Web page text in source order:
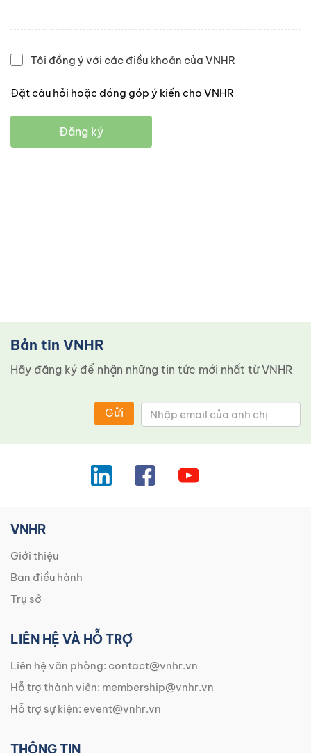
Tôi đồng ý với các điều khoản của VNHR
Đặt câu hỏi hoặc đóng góp ý kiến cho VNHR
Đăng ký
Bản tin VNHR
Hãy đăng ký để nhận những tin tức mới nhất từ ​​VNHR
Gửi
VNHR
Giới thiệu
Ban điều hành
Trụ sở
LIÊN HỆ VÀ HỖ TRỢ
Liên hệ văn phòng: contact@vnhr.vn
Hỗ trợ thành viên: membership@vnhr.vn
Hỗ trợ sự kiện: event@vnhr.vn
THÔNG TIN